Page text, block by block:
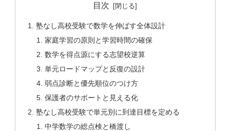
目次
塾なし高校受験で数学を伸ばす全体設計
家庭学習の原則と学習時間の確保
数学を得点源にする志望校逆算
単元ロードマップと反復の設計
弱点診断と優先順位のつけ方
保護者のサポートと見える化
塾なし高校受験で単元別に到達目標を定める
中学数学の総点検と橋渡し